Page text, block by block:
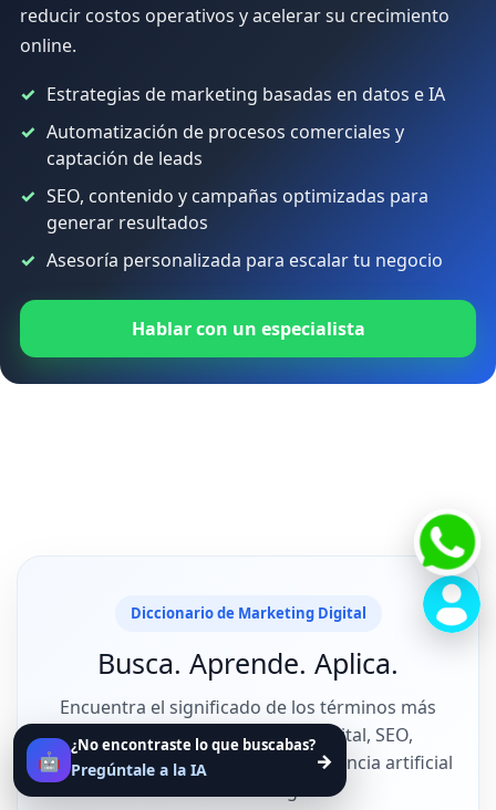
🤖
¿No encontraste lo que buscabas?
Pregúntale a la IA →
reducir costos operativos y acelerar su crecimiento
online.
Estrategias de marketing basadas en datos e IA
Automatización de procesos comerciales y
captación de leads
SEO, contenido y campañas optimizadas para
generar resultados
Asesoría personalizada para escalar tu negocio
Hablar con un especialista
Diccionario de Marketing Digital
Busca. Aprende. Aplica.
Encuentra el significado de los términos más
importantes del marketing digital, SEO,
publicidad online, analítica e inteligencia artificial